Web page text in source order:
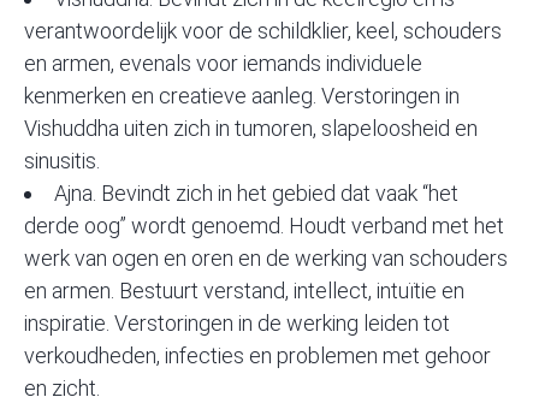
verantwoordelijk voor de schildklier, keel, schouders
en armen, evenals voor iemands individuele
kenmerken en creatieve aanleg. Verstoringen in
Vishuddha uiten zich in tumoren, slapeloosheid en
sinusitis.
Ajna. Bevindt zich in het gebied dat vaak “het
derde oog” wordt genoemd. Houdt verband met het
werk van ogen en oren en de werking van schouders
en armen. Bestuurt verstand, intellect, intuïtie en
inspiratie. Verstoringen in de werking leiden tot
verkoudheden, infecties en problemen met gehoor
en zicht.